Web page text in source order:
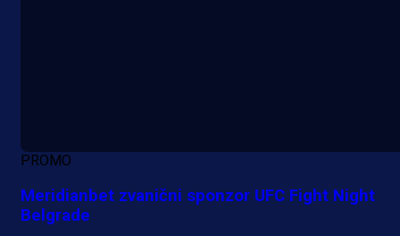
PROMO
Meridianbet zvanični sponzor UFC Fight Night
Belgrade